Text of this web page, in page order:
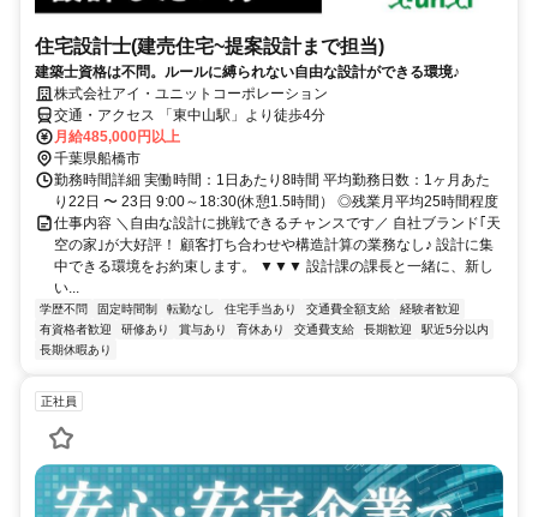
住宅設計士(建売住宅~提案設計まで担当)
建築士資格は不問。ルールに縛られない自由な設計ができる環境♪
株式会社アイ・ユニットコーポレーション
交通・アクセス 「東中山駅」より徒歩4分
月給485,000円以上
千葉県船橋市
勤務時間詳細 実働時間：1日あたり8時間 平均勤務日数：1ヶ月あた
り22日 〜 23日 9:00～18:30(休憩1.5時間） ◎残業月平均25時間程度
仕事内容 ＼自由な設計に挑戦できるチャンスです／ 自社ブランド｢天
空の家｣が大好評！ 顧客打ち合わせや構造計算の業務なし♪ 設計に集
中できる環境をお約束します。 ▼▼▼ 設計課の課長と一緒に、新し
い...
学歴不問 固定時間制 転勤なし 住宅手当あり 交通費全額支給
経験者歓迎
有資格者歓迎
研修あり 賞与あり 育休あり 交通費支給 長期歓迎
駅近5分以内
長期休暇あり
正社員